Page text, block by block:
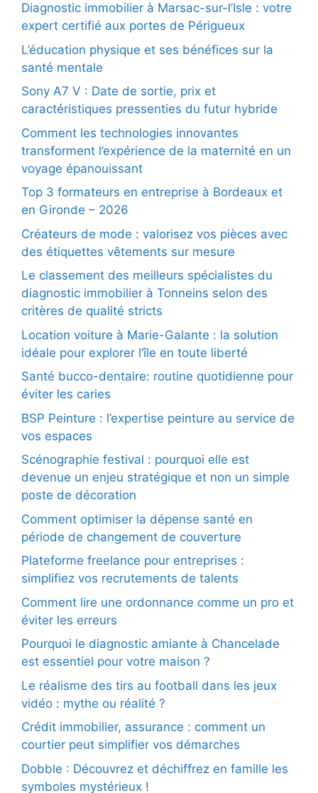
Diagnostic immobilier à Marsac-sur-l’Isle : votre
expert certifié aux portes de Périgueux
L’éducation physique et ses bénéfices sur la
santé mentale
Sony A7 V : Date de sortie, prix et
caractéristiques pressenties du futur hybride
Comment les technologies innovantes
transforment l’expérience de la maternité en un
voyage épanouissant
Top 3 formateurs en entreprise à Bordeaux et
en Gironde – 2026
Créateurs de mode : valorisez vos pièces avec
des étiquettes vêtements sur mesure
Le classement des meilleurs spécialistes du
diagnostic immobilier à Tonneins selon des
critères de qualité stricts
Location voiture à Marie-Galante : la solution
idéale pour explorer l’île en toute liberté
Santé bucco-dentaire: routine quotidienne pour
éviter les caries
BSP Peinture : l’expertise peinture au service de
vos espaces
Scénographie festival : pourquoi elle est
devenue un enjeu stratégique et non un simple
poste de décoration
Comment optimiser la dépense santé en
période de changement de couverture
Plateforme freelance pour entreprises :
simplifiez vos recrutements de talents
Comment lire une ordonnance comme un pro et
éviter les erreurs
Pourquoi le diagnostic amiante à Chancelade
est essentiel pour votre maison ?
Le réalisme des tirs au football dans les jeux
vidéo : mythe ou réalité ?
Crédit immobilier, assurance : comment un
courtier peut simplifier vos démarches
Dobble : Découvrez et déchiffrez en famille les
symboles mystérieux !